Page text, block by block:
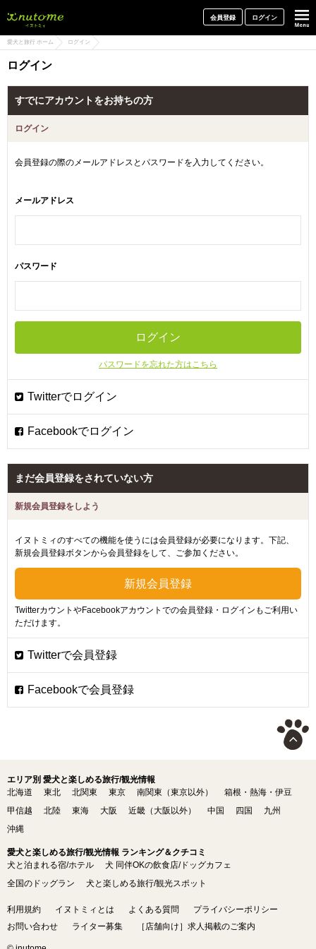
会員登録 ログイン
愛犬と旅行 ホーム ログイン
ログイン
すでにアカウントをお持ちの方
ログイン
会員登録の際のメールアドレスとパスワードを入力してください。
メールアドレス
パスワード
パスワードを忘れた方はこちら
まだ会員登録をされていない方
新規会員登録をしよう
イヌトミィのすべての機能を使うには会員登録が必要になります。下記、
新規会員登録ボタンから会員登録をして、ご参加ください。
TwitterカウントやFacebookアカウントでの会員登録・ログインもご利用い
ただけます。
エリア別 愛犬と楽しめる旅行/観光情報
北海道
東北 北関東 東京 南関東（東京以外）
箱根・熱海・伊豆
甲信越
北陸 東海 大阪 近畿（大阪以外） 中国 四国
九州
沖縄
愛犬と楽しめる旅行/観光情報 ランキング＆クチコミ
犬と泊まれる宿/ホテル
犬 同伴OKの飲食店/ドッグカフェ
全国のドッグラン
犬と楽しめる旅行/観光スポット
利用規約 イヌトミィとは よくある質問
プライバシーポリシー
お問い合わせ
ライター募集 ［店舗向け］求人掲載のご案内